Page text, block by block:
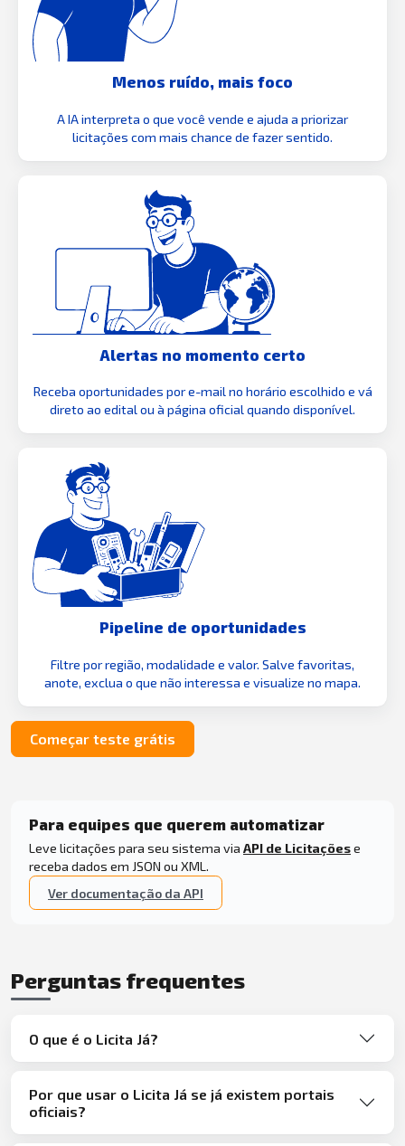
Menos ruído, mais foco
A IA interpreta o que você vende e ajuda a priorizar
licitações com mais chance de fazer sentido.
Alertas no momento certo
Receba oportunidades por e-mail no horário escolhido e vá
direto ao edital ou à página oficial quando disponível.
Pipeline de oportunidades
Filtre por região, modalidade e valor. Salve favoritas,
anote, exclua o que não interessa e visualize no mapa.
Começar teste grátis
Para equipes que querem automatizar
Leve licitações para seu sistema via API de Licitaçõese
receba dados em JSON ou XML.
Ver documentação da API
Perguntas frequentes
O que é o Licita Já?
Por que usar o Licita Já se já existem portais
oficiais?